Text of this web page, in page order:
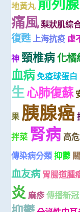
地黃丸
痛風梨狀肌綜
復甦上海抗疫 虛
神 頸椎病化橘
血病免疫球蛋白
生心肺復蘇
果 胰腺癌
拌菜 腎病 高
傳染病分類 抑鬱
血友病 胃腸道腫
炎麻疹 傳播新冠